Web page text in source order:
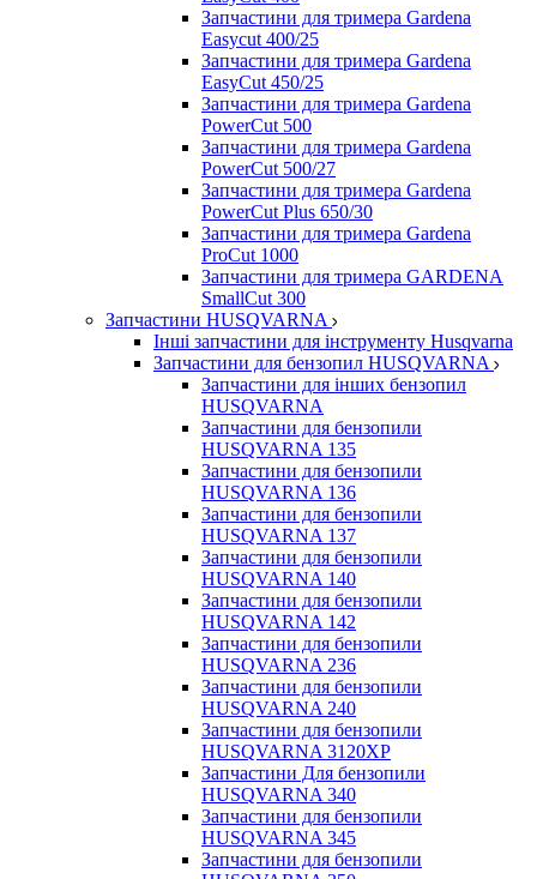
Запчастини для тримера Gardena
Easycut 400/25
Запчастини для тримера Gardena
EasyCut 450/25
Запчастини для тримера Gardena
PowerCut 500
Запчастини для тримера Gardena
PowerCut 500/27
Запчастини для тримера Gardena
PowerCut Plus 650/30
Запчастини для тримера Gardena
ProCut 1000
Запчастини для тримера GARDENA
SmallCut 300
Запчастини HUSQVARNA
Інші запчастини для інструменту Husqvarna
Запчастини для бензопил HUSQVARNA
Запчастини для інших бензопил
HUSQVARNA
Запчастини для бензопили
HUSQVARNA 135
Запчастини для бензопили
HUSQVARNA 136
Запчастини для бензопили
HUSQVARNA 137
Запчастини для бензопили
HUSQVARNA 140
Запчастини для бензопили
HUSQVARNA 142
Запчастини для бензопили
HUSQVARNA 236
Запчастини для бензопили
HUSQVARNA 240
Запчастини для бензопили
HUSQVARNA 3120XP
Запчастини Для бензопили
HUSQVARNA 340
Запчастини для бензопили
HUSQVARNA 345
Запчастини для бензопили